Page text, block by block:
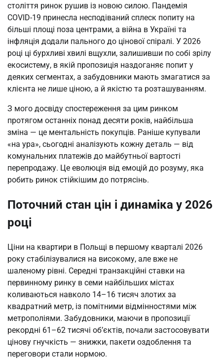
століття ринок рушив із новою силою. Пандемія
COVID-19 принесла несподіваний сплеск попиту на
більші площі поза центрами, а війна в Україні та
інфляція додали пального до цінової спіралі. У 2026
році ці бурхливі хвилі вщухли, залишивши по собі зрілу
екосистему, в якій пропозиція наздоганяє попит у
деяких сегментах, а забудовники мають змагатися за
клієнта не лише ціною, а й якістю та розташуванням.
З мого досвіду спостереження за цим ринком
протягом останніх понад десяти років, найбільша
зміна — це ментальність покупців. Раніше купували
«на ура», сьогодні аналізують кожну деталь — від
комунальних платежів до майбутньої вартості
перепродажу. Це еволюція від емоцій до розуму, яка
робить ринок стійкішим до потрясінь.
Поточний стан цін і динаміка у 2026
році
Ціни на квартири в Польщі в першому кварталі 2026
року стабілізувалися на високому, але вже не
шаленому рівні. Середні транзакційні ставки на
первинному ринку в семи найбільших містах
коливаються навколо 14–16 тисяч злотих за
квадратний метр, із помітними відмінностями між
метрополіями. Забудовники, маючи в пропозиції
рекордні 61–62 тисячі об’єктів, почали застосовувати
цінову гнучкість — знижки, пакети оздоблення та
переговори стали нормою.